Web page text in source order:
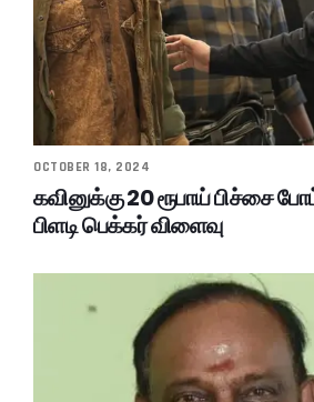
OCTOBER 18, 2024
கவினுக்கு 20 ரூபாய் பிச்சை
பிளடி பெக்கர் விளைவு